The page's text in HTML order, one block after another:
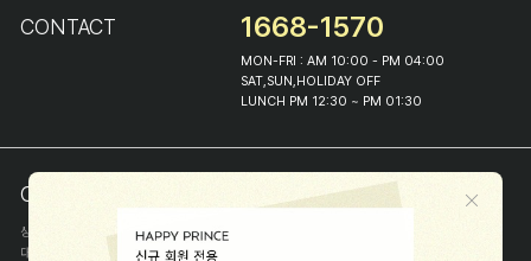
CONTACT 1668-1570
MON-FRI : AM 10:00 - PM 04:00
SAT,SUN,HOLIDAY OFF
LUNCH PM 12:30 ~ PM 01:30
COMPANY INFO
상호
(주)해피프린스
대표
이화진